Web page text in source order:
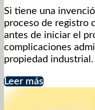
Si tiene una
proceso de registro
antes de iniciar el
complicaciones
propiedad industrial.
Leer más